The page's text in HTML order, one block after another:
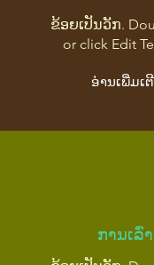
ຂ້ອຍເປັນວັກ.
or click Edit
ອ່ານເພີ່ມເ
ການເລົ່